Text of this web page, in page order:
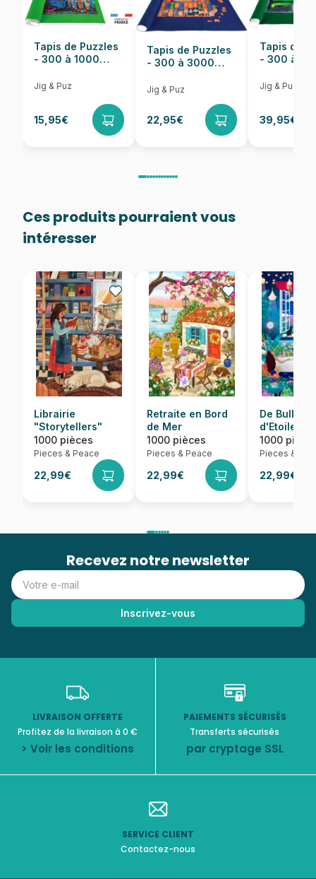
Tapis de Puzzles
- 300 à 1000
Jig & Puz
15,95€
Tapis de Puzzles
- 300 à 3000
Jig & Puz
22,95€
Tapis de
- 300 à
Jig & Puz
39,95€
Ces produits pourraient vous
intéresser
Librairie
"Storytellers"
1000 pièces
Pieces & Peace
22,99€
Retraite en Bord
de Mer
1000 pièces
Pieces & Peace
22,99€
De Bulles
d'Etoiles
1000
Pieces &
22,99€
Recevez notre newsletter
LIVRAISON OFFERTE
Profitez de la livraison à 0 €
> Voir les conditions
PAIEMENTS SÉCURISÉS
Transferts sécurisés
par cryptage SSL
SERVICE CLIENT
Contactez-nous